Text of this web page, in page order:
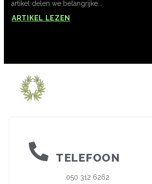
artikel delen we belangrijke...
ARTIKEL LEZEN
TELEFOON
050 312 6262